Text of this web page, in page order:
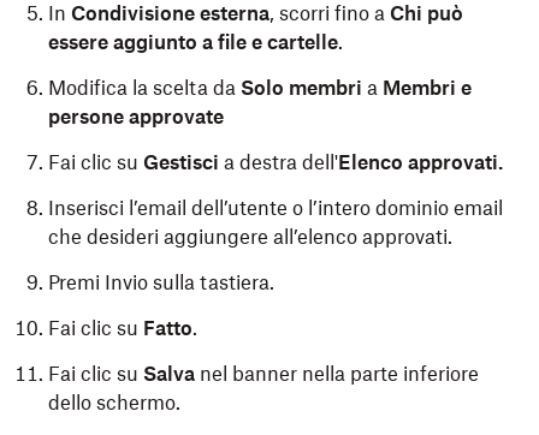
In Condivisione esterna, scorri fino a Chi può
essere aggiunto a file e cartelle.
Modifica la scelta da Solo membri a Membri e
persone approvate
Fai clic su Gestisci a destra dell'Elenco approvati.
Inserisci l’email dell’utente o l’intero dominio email
che desideri aggiungere all’elenco approvati.
Premi Invio sulla tastiera.
Fai clic su Fatto.
Fai clic su Salva nel banner nella parte inferiore
dello schermo.